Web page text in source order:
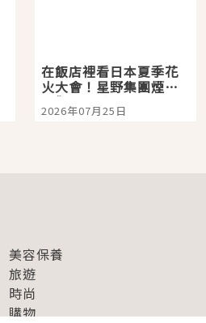
在飯店裡看日本夏季花
火大會！星野集團煙火
景觀飯店6選，讓你不用
人擠人悠閒欣賞
2026年07月25日
美容保養
旅遊
時尚
購物